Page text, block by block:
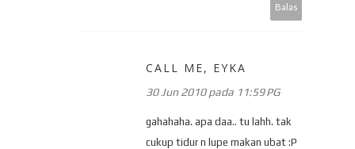
Balas
CALL ME, EYKA
30 Jun 2010 pada 11:59 PG
gahahaha. apa daa.. tu lahh. tak
cukup tidur n lupe makan ubat :P